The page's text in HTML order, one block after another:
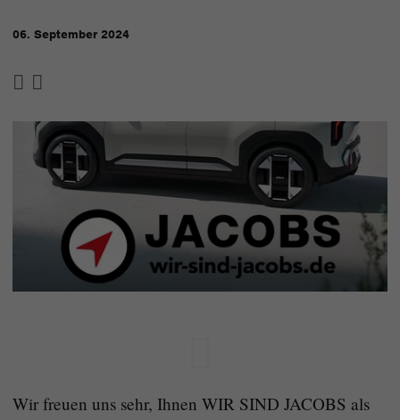
06. September 2024
Wir freuen uns sehr, Ihnen WIR SIND JACOBS als